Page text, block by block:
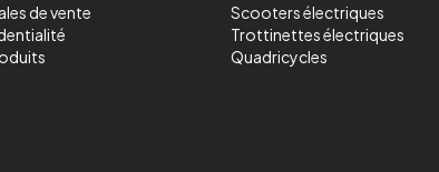
de vente
Scooters électriques
Trottinettes électriques
Quadricycles